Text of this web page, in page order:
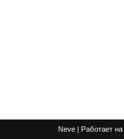
Neve | Работает на